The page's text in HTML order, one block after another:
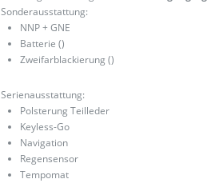
Sonderausstattung:
NNP + GNE
Batterie ()
Zweifarblackierung ()
Serienausstattung:
Polsterung Teilleder
Keyless-Go
Navigation
Regensensor
Tempomat